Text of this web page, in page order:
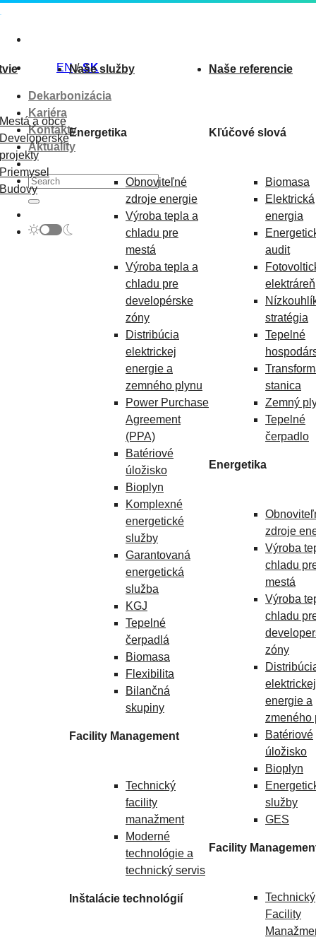
content
EN SK
Dekarbonizácia
Kariéra
Kontakty
Aktuality
Mestá a obce
Developerské
projekty
Priemysel
Budovy
Naše služby
Energetika
Obnoviteľné
zdroje energie
Výroba tepla a
chladu pre
mestá
Výroba tepla a
chladu pre
developérske
zóny
Distribúcia
elektrickej
energie a
zemného plynu
Power Purchase
Agreement
(PPA)
Batériové
úložisko
Bioplyn
Komplexné
energetické
služby
Garantovaná
energetická
služba
KGJ
Tepelné
čerpadlá
Biomasa
Flexibilita
Bilančná
skupiny
Facility Management
Technický
facility
manažment
Moderné
technológie a
technický servis
Inštalácie technológií
Naše referencie
Kľúčové slová
Biomasa
Elektrická
energia
audit
elektráreň
stratégia
Tepelné
stanica
Zemný
Tepelné
čerpadlo
Energetika
zdroje
Výroba
chladu
mestá
Výroba
chladu
zóny
elektrickej
energie a
zmeného
Batériové
úložisko
Bioplyn
služby
GES
Facility
Technický
Facility